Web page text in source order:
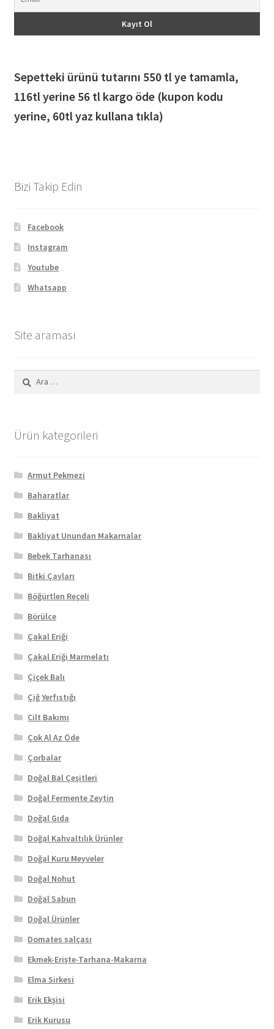
Sepetteki ürünü tutarını 550 tl ye tamamla,
116tl yerine 56 tl kargo öde (kupon kodu
yerine, 60tl yaz kullana tıkla)
Bizi Takip Edin
Facebook
Instagram
Youtube
Whatsapp
Site araması
Ürün kategorileri
Armut Pekmezi
Baharatlar
Bakliyat
Bakliyat Unundan Makarnalar
Bebek Tarhanası
Bitki Çayları
Böğürtlen Reçeli
Börülce
Çakal Eriği
Çakal Eriği Marmelatı
Çiçek Balı
Çiğ Yerfıstığı
Cilt Bakımı
Çok Al Az Öde
Çorbalar
Doğal Bal Çeşitleri
Doğal Fermente Zeytin
Doğal Gıda
Doğal Kahvaltılık Ürünler
Doğal Kuru Meyveler
Doğal Nohut
Doğal Sabun
Doğal Ürünler
Domates salçası
Ekmek-Erişte-Tarhana-Makarna
Elma Sirkesi
Erik Ekşisi
Erik Kurusu